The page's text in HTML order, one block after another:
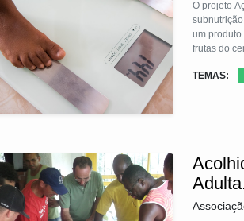
O projeto
um produto
frutas do
acessível,
TEMAS: